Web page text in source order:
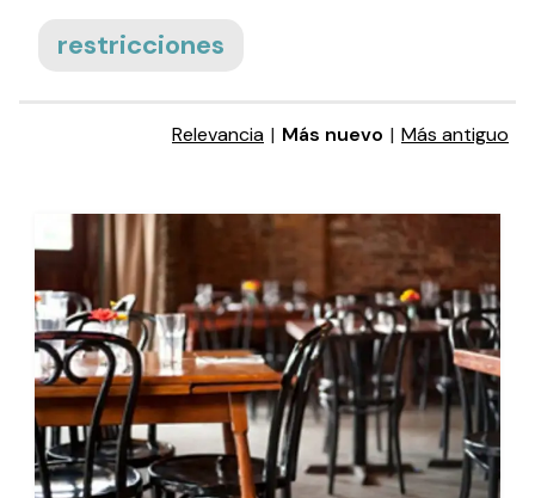
restricciones
Relevancia | Más nuevo | Más antiguo